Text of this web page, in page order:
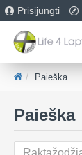
Prisijungti
Paieška
Paieška